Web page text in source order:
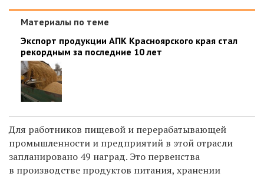
Материалы по теме
Экспорт продукции АПК Красноярского края стал
рекордным за последние 10 лет
Для работников пищевой и перерабатывающей
промышленности и предприятий в этой отрасли
запланировано 49 наград. Это первенства
в производстве продуктов питания, хранении